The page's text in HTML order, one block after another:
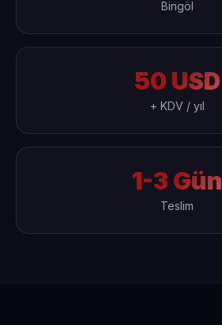
Bingöl
50 USD
+ KDV / yıl
1-3 Gün
Teslim